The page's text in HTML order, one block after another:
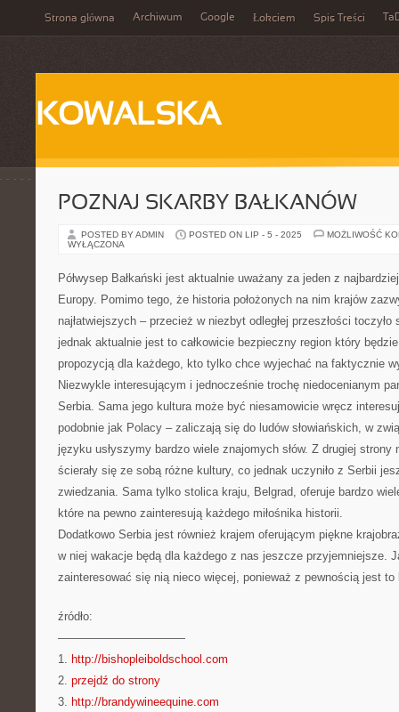
Strona główna Archiwum Google Łokciem Spis Treści
KOWALSKA
POZNAJ SKARBY BAŁKANÓW
POSTED BY ADMIN POSTED ON LIP - 5 - 2025
MOŻLIWOŚĆ
WYŁĄCZONA
Półwysep Bałkański jest aktualnie uważany za jeden z
Europy. Pomimo tego, że historia położonych na nim krajów
najłatwiejszych – przecież w niezbyt odległej przeszłości
jednak aktualnie jest to całkowicie bezpieczny region który
propozycją dla każdego, kto tylko chce wyjechać na faktycznie
Niezwykle interesującym i jednocześnie trochę niedocenianym
Serbia. Sama jego kultura może być niesamowicie wręcz
podobnie jak Polacy – zaliczają się do ludów słowiańskich, w
języku usłyszymy bardzo wiele znajomych słów. Z drugiej strony
ścierały się ze sobą różne kultury, co jednak uczyniło z Serbii
zwiedzania. Sama tylko stolica kraju, Belgrad, oferuje bardzo
które na pewno zainteresują każdego miłośnika historii.
Dodatkowo Serbia jest również krajem oferującym piękne
w niej wakacje będą dla każdego z nas jeszcze przyjemniejsze.
zainteresować się nią nieco więcej, ponieważ z pewnością jest to
źródło:
———————————
1. http://bishopleiboldschool.com
2. przejdź do strony
3. http://brandywineequine.com